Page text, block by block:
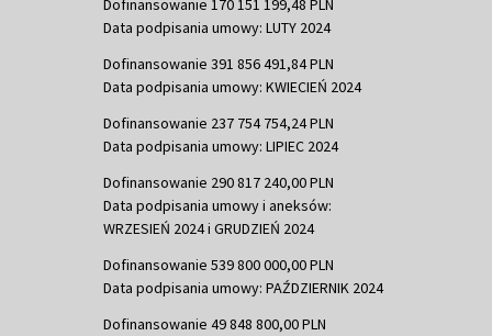
Dofinansowanie 170 151 199,48 PLN
Data podpisania umowy: LUTY 2024
Dofinansowanie 391 856 491,84 PLN
Data podpisania umowy: KWIECIEŃ 2024
Dofinansowanie 237 754 754,24 PLN
Data podpisania umowy: LIPIEC 2024
Dofinansowanie 290 817 240,00 PLN
Data podpisania umowy i aneksów:
WRZESIEŃ 2024 i GRUDZIEŃ 2024
Dofinansowanie 539 800 000,00 PLN
Data podpisania umowy: PAŹDZIERNIK 2024
Dofinansowanie 49 848 800,00 PLN